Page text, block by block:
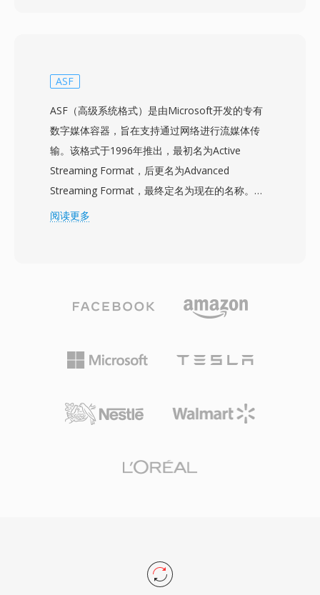
的隔行显示。GIF成为网络文化的代名词 — 动画
传播，演变为一种独立的交流媒介。其一大优势在
于通用的动画支持 — GIF动画可在每一个网页浏
览器、电子邮件客户端、即时通讯应用和社交平台
中原生播放，无需插件、编解码器或兼容性顾虑，
这种普及程度是其他任何动画格式都未曾达到的。
基于调色板图像的无损压缩是另一个优势：具有纯
期，且WebP和AVIF等更新格式提供了更好的全彩
动画压缩，但GIF在文化中的根深蒂固使其在休闲
ASF
ASF（高级系统格式）是由Microsoft开发的专有
数字媒体容器，旨在支持通过网络进行流媒体传
输。该格式于1996年推出，最初名为Active
Streaming Format，后更名为Advanced
Streaming Format，最终定名为现在的名称。
ASF作为Windows Media Audio（WMA）和
况下进行定位的能力。ASF文件包含一个含有元数
及用于高效随机访问的可选索引对象。内置的数字
版权管理支持使ASF在早期在线媒体商业内容发行
音频、脚本命令和元数据标记。虽然ASF在许多使
Services基础设施的企业环境中仍然具有相关性。
阅读更多